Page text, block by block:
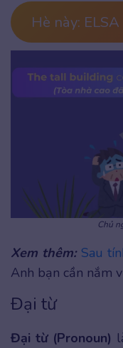
Hè này:
Chủ
Xem thêm: Sau
Anh bạn cần nắm
Đại từ
Đại từ (Pronoun)